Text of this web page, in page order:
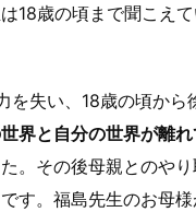
18歳の頃まで聞こえ
を失い、18歳の頃から
世界と自分の世界が離
。その後母親とのや
す。福島先生のお母